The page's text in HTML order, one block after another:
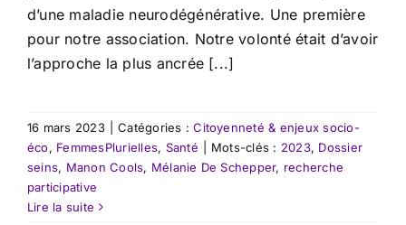
d’une maladie neurodégénérative. Une première
pour notre association. Notre volonté était d’avoir
l’approche la plus ancrée [...]
16 mars 2023 Catégories :Citoyenneté & enjeux socio-
éco, FemmesPlurielles, Santé Mots-clés : 2023, Dossier
seins, Manon Cools, Mélanie De Schepper, recherche
participative
Lire la suite